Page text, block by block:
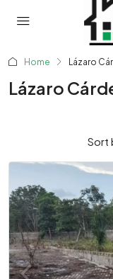
Home Lázaro
Lázaro
Sort